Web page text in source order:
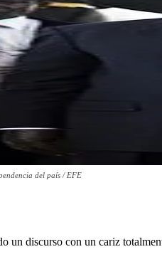
del país / EFE
un discurso con un cariz